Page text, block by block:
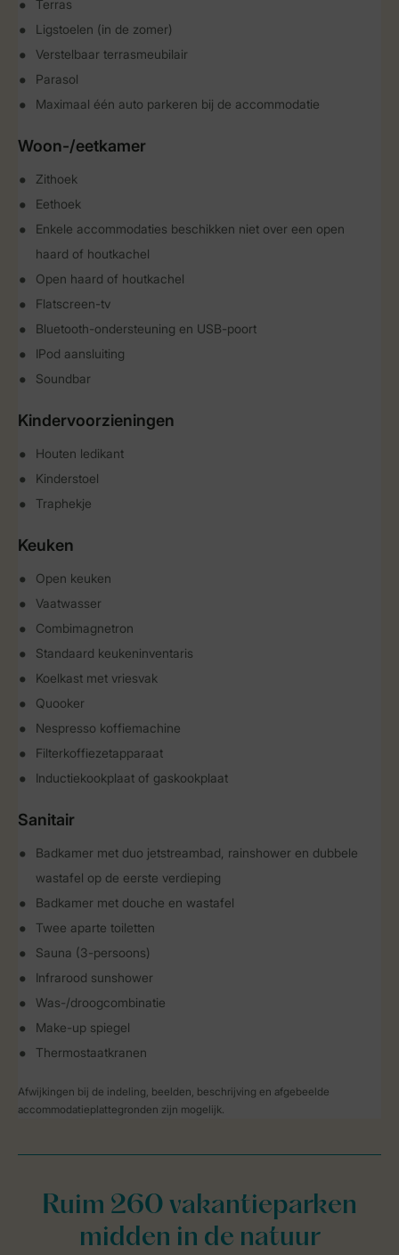
Terras
Ligstoelen (in de zomer)
Verstelbaar terrasmeubilair
Parasol
Maximaal één auto parkeren bij de accommodatie
Woon-/eetkamer
Zithoek
Eethoek
Enkele accommodaties beschikken niet over een open
haard of houtkachel
Open haard of houtkachel
Flatscreen-tv
Bluetooth-ondersteuning en USB-poort
IPod aansluiting
Soundbar
Kindervoorzieningen
Houten ledikant
Kinderstoel
Traphekje
Keuken
Open keuken
Vaatwasser
Combimagnetron
Standaard keukeninventaris
Koelkast met vriesvak
Quooker
Nespresso koffiemachine
Filterkoffiezetapparaat
Inductiekookplaat of gaskookplaat
Sanitair
Badkamer met duo jetstreambad, rainshower en dubbele
wastafel op de eerste verdieping
Badkamer met douche en wastafel
Twee aparte toiletten
Sauna (3-persoons)
Infrarood sunshower
Was-/droogcombinatie
Make-up spiegel
Thermostaatkranen
Afwijkingen bij de indeling, beelden, beschrijving en afgebeelde
accommodatieplattegronden zijn mogelijk.
Ruim 260 vakantieparken
midden in de natuur